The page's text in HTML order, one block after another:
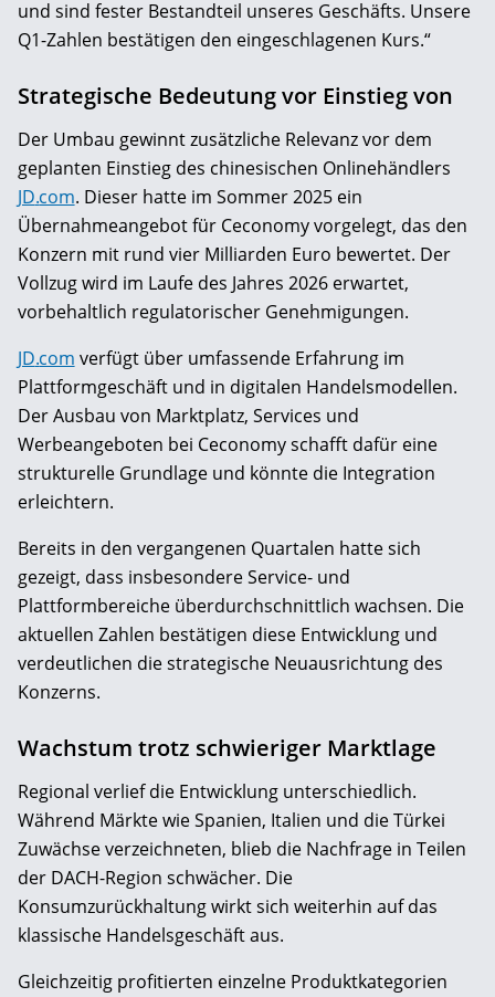
und sind fester Bestandteil unseres Geschäfts. Unsere
Q1-Zahlen bestätigen den eingeschlagenen Kurs.“
Strategische Bedeutung vor Einstieg von
Der Umbau gewinnt zusätzliche Relevanz vor dem
geplanten Einstieg des chinesischen Onlinehändlers
JD.com. Dieser hatte im Sommer 2025 ein
Übernahmeangebot für Ceconomy vorgelegt, das den
Konzern mit rund vier Milliarden Euro bewertet. Der
Vollzug wird im Laufe des Jahres 2026 erwartet,
vorbehaltlich regulatorischer Genehmigungen.
JD.com verfügt über umfassende Erfahrung im
Plattformgeschäft und in digitalen Handelsmodellen.
Der Ausbau von Marktplatz, Services und
Werbeangeboten bei Ceconomy schafft dafür eine
strukturelle Grundlage und könnte die Integration
erleichtern.
Bereits in den vergangenen Quartalen hatte sich
gezeigt, dass insbesondere Service- und
Plattformbereiche überdurchschnittlich wachsen. Die
aktuellen Zahlen bestätigen diese Entwicklung und
verdeutlichen die strategische Neuausrichtung des
Konzerns.
Wachstum trotz schwieriger Marktlage
Regional verlief die Entwicklung unterschiedlich.
Während Märkte wie Spanien, Italien und die Türkei
Zuwächse verzeichneten, blieb die Nachfrage in Teilen
der DACH-Region schwächer. Die
Konsumzurückhaltung wirkt sich weiterhin auf das
klassische Handelsgeschäft aus.
Gleichzeitig profitierten einzelne Produktkategorien